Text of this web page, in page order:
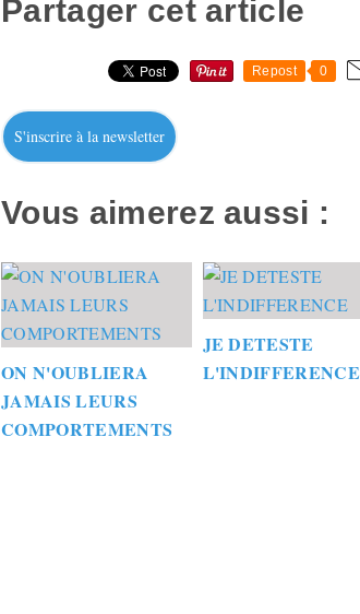
Partager cet article
Repost 0
S'inscrire à la newsletter
Vous aimerez aussi :
ON N'OUBLIERA
JAMAIS LEURS
COMPORTEMENTS
JE DETESTE
L'INDIFFERENCE